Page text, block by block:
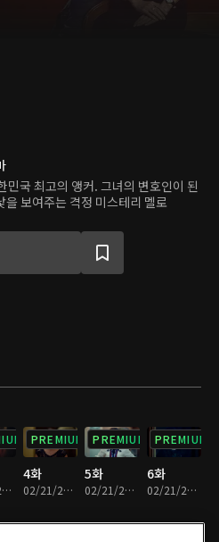
민국 최고의 앵커. 그녀의 변호인이 된
보여주는 격정 미스테리 멜로
02/21/2025 • 1시간 19분
PREMIUM
4화
02/21/2025 • 1시간 14분
PREMIUM
5화
02/21/2025 • 1시간 11분
PREMIUM
6화
02/21/2025 • 1시간 11분